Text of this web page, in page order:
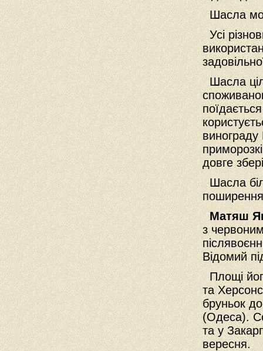
Шасла
Усі
Шасла
винограду
довге
Шасла
Матяш
з
Відомий
Площі
та
бруньок
(Одеса).
та у
вересня.